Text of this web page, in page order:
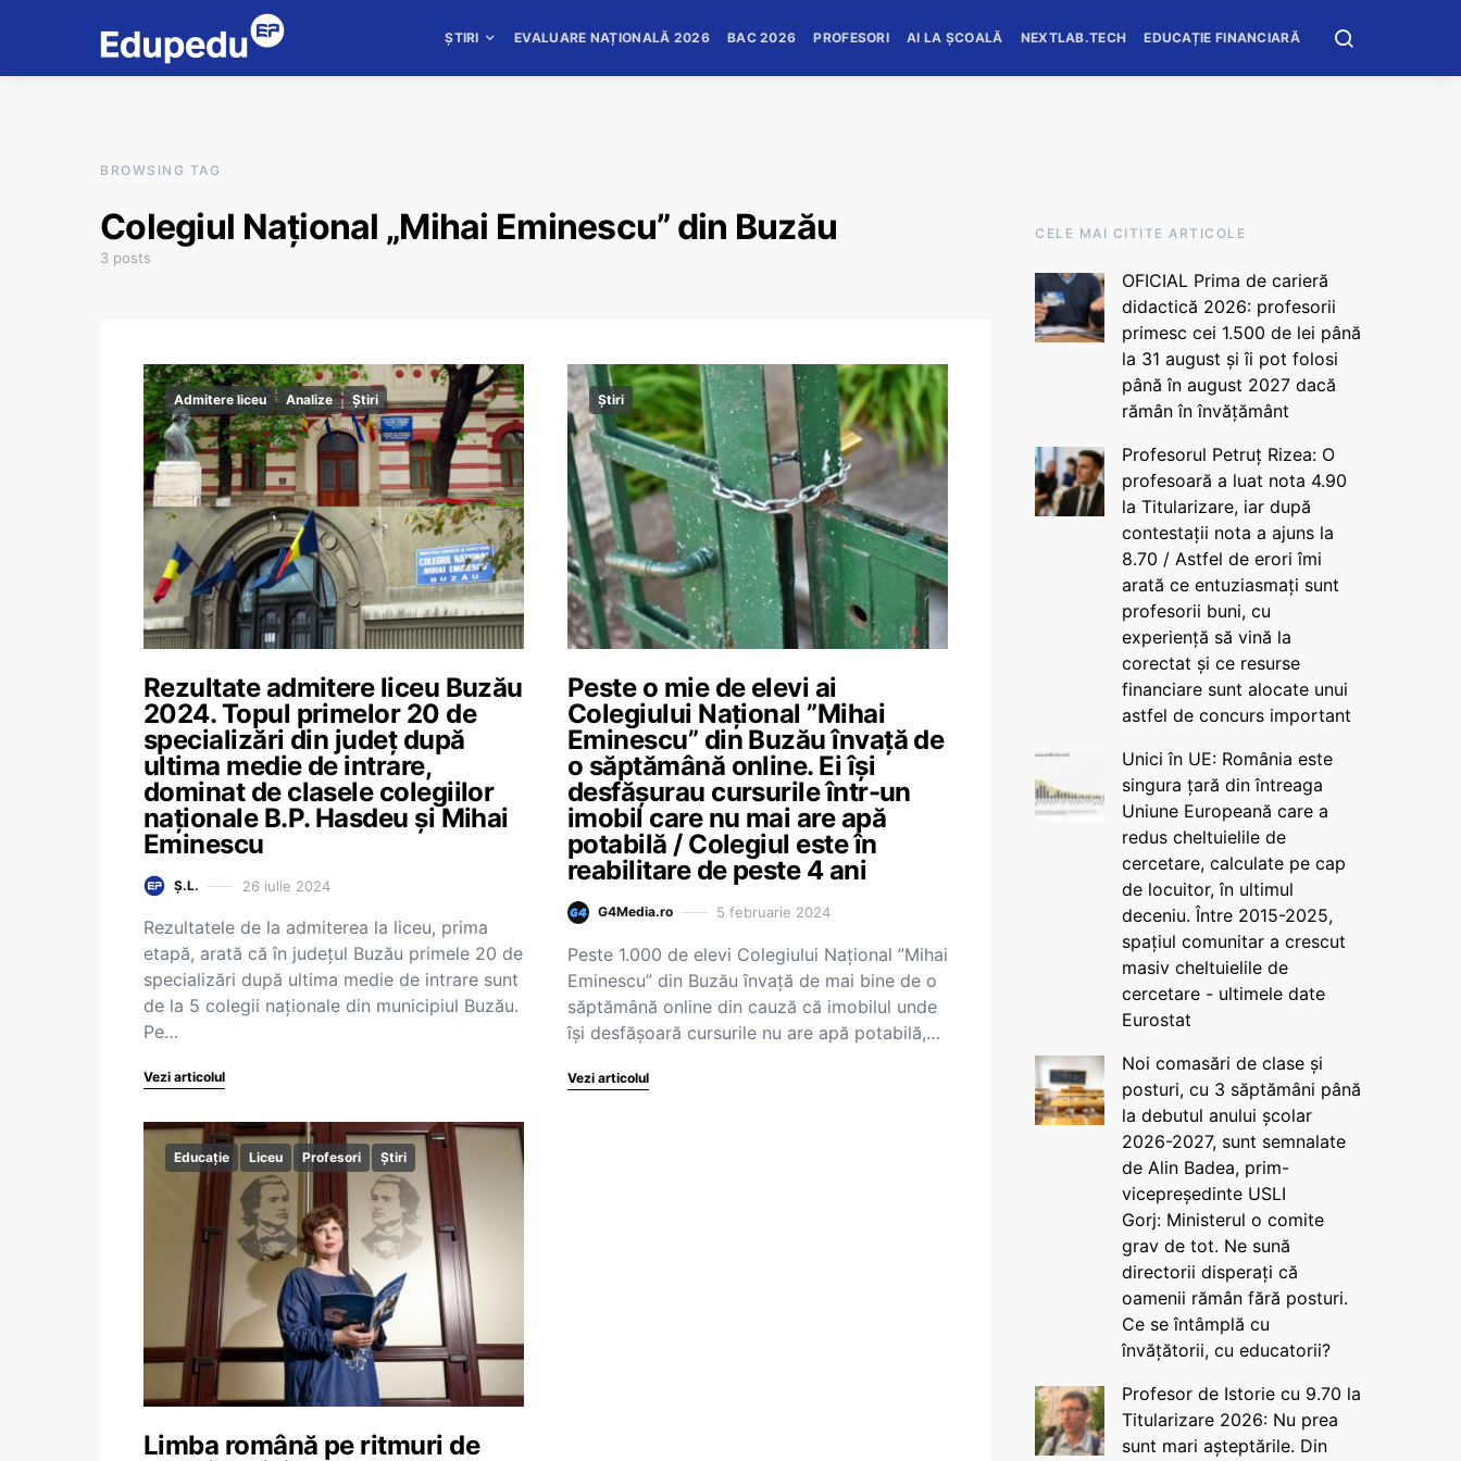
ȘTIRI EVALUARE NAȚIONALĂ 2026 BAC 2026 PROFESORI AI LA ȘCOALĂ NEXTLAB.TECH EDUCAȚIE FINANCIARĂ
BROWSING TAG
Colegiul Național „Mihai Eminescu” din Buzău
3 posts
Admitere liceu Analize Știri
Rezultate admitere liceu Buzău
2024. Topul primelor 20 de
specializări din județ după
ultima medie de intrare,
dominat de clasele colegiilor
naționale B.P. Hasdeu și Mihai
Eminescu
Ș.L. 26 iulie 2024
Rezultatele de la admiterea la liceu, prima
etapă, arată că în județul Buzău primele 20 de
specializări după ultima medie de intrare sunt
de la 5 colegii naționale din municipiul Buzău.
Pe…
Vezi articolul
Știri
Peste o mie de elevi ai
Colegiului Național ”Mihai
Eminescu” din Buzău învață de
o săptămână online. Ei își
desfășurau cursurile într-un
imobil care nu mai are apă
potabilă / Colegiul este în
reabilitare de peste 4 ani
G4Media.ro 5 februarie 2024
Peste 1.000 de elevi Colegiului Naţional ”Mihai
Eminescu” din Buzău învaţă de mai bine de o
săptămână online din cauză că imobilul unde
îşi desfăşoară cursurile nu are apă potabilă,…
Vezi articolul
Educație Liceu Profesori Știri
Limba română pe ritmuri de
CELE MAI CITITE ARTICOLE
OFICIAL Prima de carieră
didactică 2026: profesorii
primesc cei 1.500 de lei până
la 31 august și îi pot folosi
până în august 2027 dacă
rămân în învățământ
Profesorul Petruț Rizea: O
profesoară a luat nota 4.90
la Titularizare, iar după
contestații nota a ajuns la
8.70 / Astfel de erori îmi
arată ce entuziasmați sunt
profesorii buni, cu
experiență să vină la
corectat și ce resurse
financiare sunt alocate unui
astfel de concurs important
Unici în UE: România este
singura țară din întreaga
Uniune Europeană care a
redus cheltuielile de
cercetare, calculate pe cap
de locuitor, în ultimul
deceniu. Între 2015-2025,
spațiul comunitar a crescut
masiv cheltuielile de
cercetare - ultimele date
Eurostat
Noi comasări de clase și
posturi, cu 3 săptămâni până
la debutul anului școlar
2026-2027, sunt semnalate
de Alin Badea, prim-
vicepreședinte USLI
Gorj: Ministerul o comite
grav de tot. Ne sună
directorii disperați că
oamenii rămân fără posturi.
Ce se întâmplă cu
învățătorii, cu educatorii?
Profesor de Istorie cu 9.70 la
Titularizare 2026: Nu prea
sunt mari așteptările. Din